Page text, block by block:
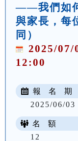
——我們如
與家長，每
同）
2025/07/
12:00
報 名 期
2025/06/
名 額
12